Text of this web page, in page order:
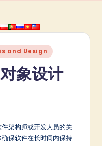
and Design
象设计
架构师或开发人员的关
保软件在长时间内保持